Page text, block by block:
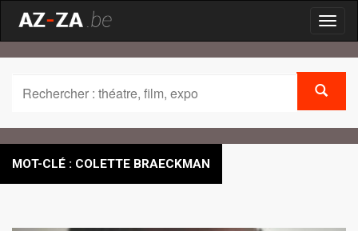
MOT-CLÉ : COLETTE BRAECKMAN